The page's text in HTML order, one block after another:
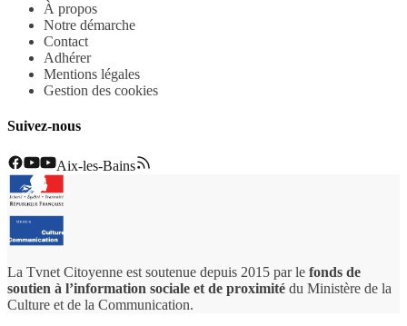
À propos
Notre démarche
Contact
Adhérer
Mentions légales
Gestion des cookies
Suivez-nous
Aix-les-Bains
La Tvnet Citoyenne est soutenue depuis 2015 par le fonds de
soutien à l’information sociale et de proximité du Ministère de la
Culture et de la Communication.